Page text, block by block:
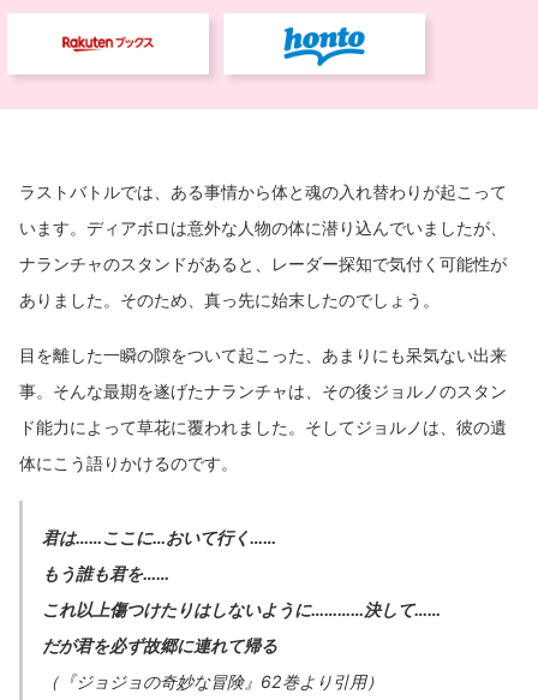
ラストバトルでは、ある事情から体と魂の入れ替わりが起こって
います。ディアボロは意外な人物の体に潜り込んでいましたが、
ナランチャのスタンドがあると、レーダー探知で気付く可能性が
ありました。そのため、真っ先に始末したのでしょう。
目を離した一瞬の隙をついて起こった、あまりにも呆気ない出来
事。そんな最期を遂げたナランチャは、その後ジョルノのスタン
ド能力によって草花に覆われました。そしてジョルノは、彼の遺
体にこう語りかけるのです。
君は……ここに…おいて行く……
もう誰も君を……
これ以上傷つけたりはしないように…………決して……
だが君を必ず故郷に連れて帰る
（『ジョジョの奇妙な冒険』62巻より引用）